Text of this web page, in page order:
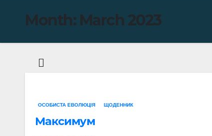
Month: March 2023
ОСОБИСТА ЕВОЛЮЦІЯ ЩОДЕННИК
Максимум